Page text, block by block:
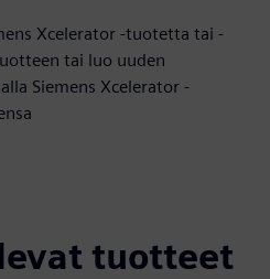
Xcelerator -tuotetta tai -
tai luo uuden
Siemens Xcelerator -
tuotteet